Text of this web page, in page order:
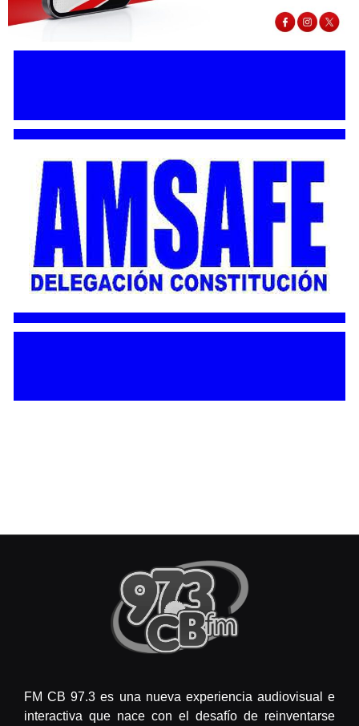
FM CB 97.3 es una nueva experiencia audiovisual e
interactiva que nace con el desafío de reinventarse